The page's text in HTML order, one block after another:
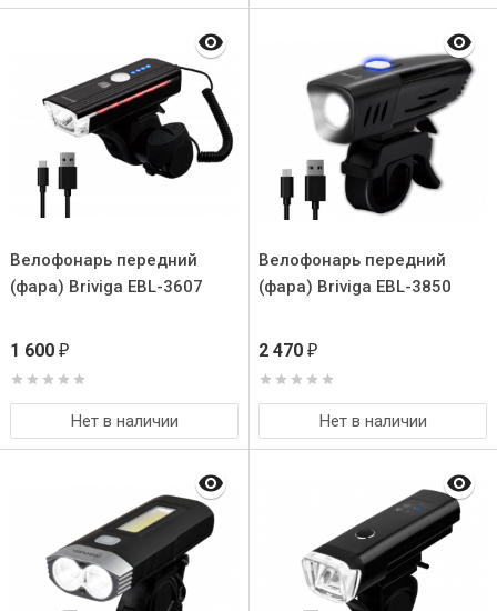
Велофонарь передний
(фара) Briviga EBL-3607
1 600 ₽
Нет в наличии
Велофонарь передний
(фара) Briviga EBL-3850
2 470 ₽
Нет в наличии